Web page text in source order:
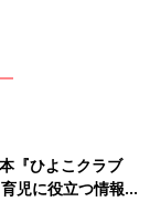
『ひよこクラブ
児に役立つ情報が